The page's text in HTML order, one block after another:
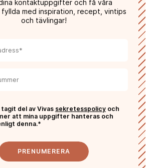
kontaktuppgifter och få våra
med inspiration, recept, vintips
och tävlingar!
tagit del av Vivas sekretesspolicy och
att mina uppgifter hanteras och
denna.*
PRENUMERERA